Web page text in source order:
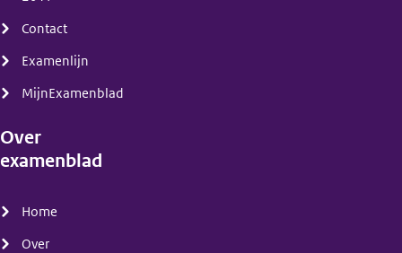
Contact
Examenlijn
MijnExamenblad
Over
examenblad
Home
Over